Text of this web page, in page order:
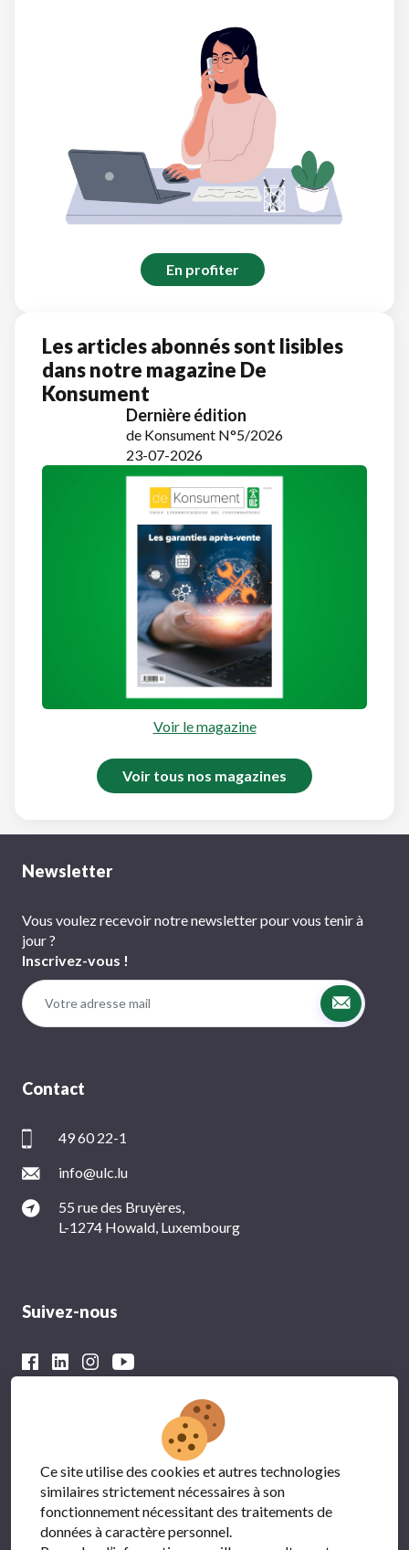
En profiter
Les articles abonnés sont lisibles
dans notre magazine De
Konsument
Dernière édition
de Konsument N°5/2026
23-07-2026
Voir le magazine
Voir tous nos magazines
Newsletter
Vous voulez recevoir notre newsletter pour vous tenir à
jour ?
Inscrivez-vous !
Contact
49 60 22-1
info@ulc.lu
55 rue des Bruyères,
L-1274 Howald, Luxembourg
Suivez-nous
Avec le soutien financier du
Ce site utilise des cookies et autres technologies
similaires strictement nécessaires à son
fonctionnement nécessitant des traitements de
données à caractère personnel.